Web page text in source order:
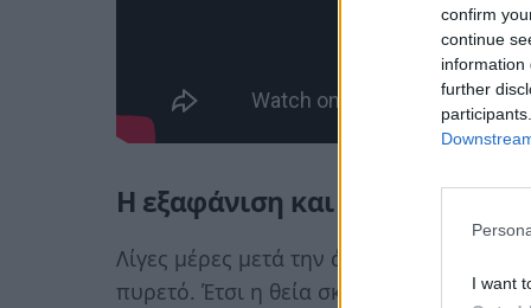
confirm
continue
information
further
I want
Η εξαφάνιση και οι έρευνες
Λίγες μέρες μετά την άφιξη του μικρού
πυρετό. Έτσι η θεία σκέφτηκε να δώσει